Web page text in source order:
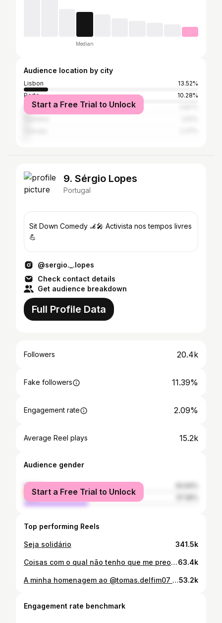
Median
Audience location by city
Lisbon
13.52%
Porto
10.28%
Madeira
Start a Free Trial to Unlock
9. Sérgio Lopes
Portugal
Sit Down Comedy 🦼🎤 Activista nos tempos livres
💪
@sergio._.lopes
Check contact details
Get audience breakdown
Full Profile Data
Followers 20.4k
Fake followers 11.39%
Engagement rate 2.09%
Average Reel plays 15.2k
Audience gender
female
male
Start a Free Trial to Unlock
Top performing Reels
Seja solidário 341.5k
Coisas com o qual não tenho que me preocupar #humor #standup #comedia63.4k
A minha homenagem ao @tomas.delfim07 que está nos paralímpicos como "enviado especial" 😉 #humor #standup #comedy #inclusão #paralympics53.2k
Engagement rate benchmark